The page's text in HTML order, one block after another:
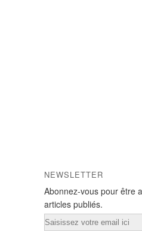
NEWSLETTER
Abonnez-vous pour être
articles publiés.
Email